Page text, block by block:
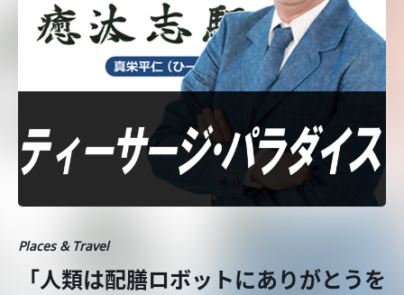
Places & Travel
「人類は配膳ロボットにありがとうを